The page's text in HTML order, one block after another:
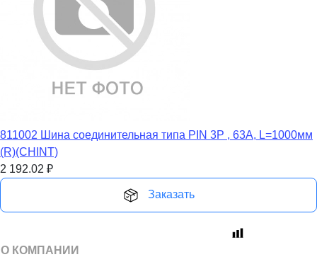
811002 Шина соединительная типа PIN 3P , 63А, L=1000мм
(R)(CHINT)
2 192.02 ₽
Заказать
О КОМПАНИИ